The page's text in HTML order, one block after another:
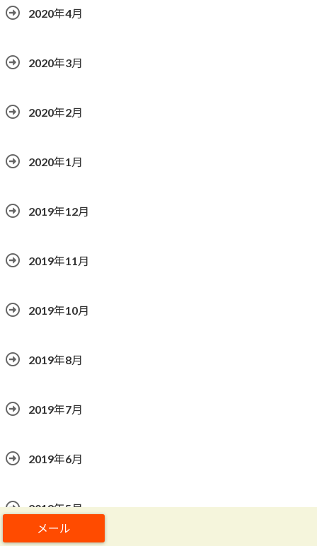
2020年4月
2020年3月
2020年2月
2020年1月
2019年12月
2019年11月
2019年10月
2019年8月
2019年7月
2019年6月
2019年5月